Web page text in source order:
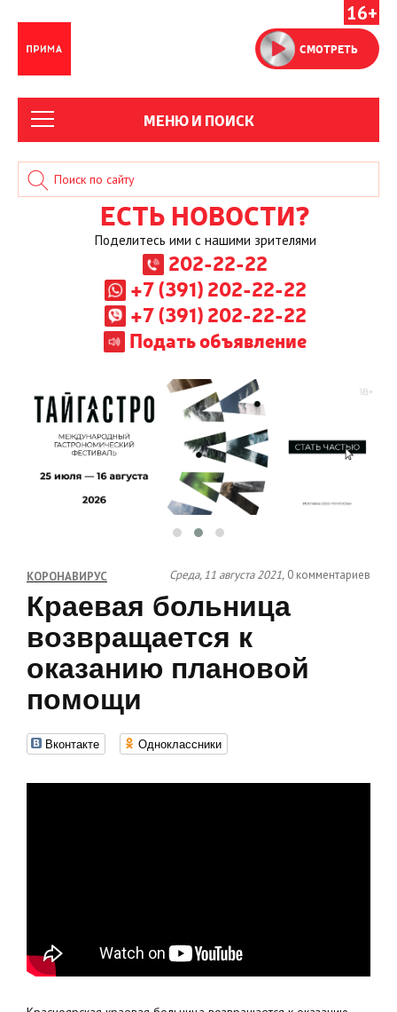
16+
СМОТРЕТЬ
МЕНЮ И ПОИСК
ЕСТЬ НОВОСТИ?
Поделитесь ими с нашими зрителями
202-22-22
+7 (391) 202-22-22
+7 (391) 202-22-22
Подать объявление
КОРОНАВИРУС Среда, 11 августа 2021, 0 комментариев
Краевая больница
возвращается к
оказанию плановой
помощи
Вконтакте Одноклассники